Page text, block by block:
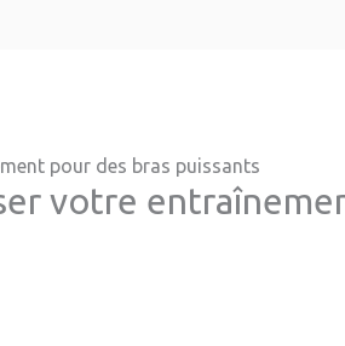
pour des bras puissants
votre